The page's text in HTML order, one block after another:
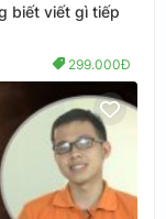
biết viết gì tiếp
299.000Đ